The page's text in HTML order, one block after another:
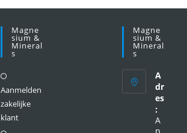
Magne
Sium &
Mineral
S
Aanmelden
zakelijke
klant
Magne
Sium &
Mineral
S
A
dr
es
:
A